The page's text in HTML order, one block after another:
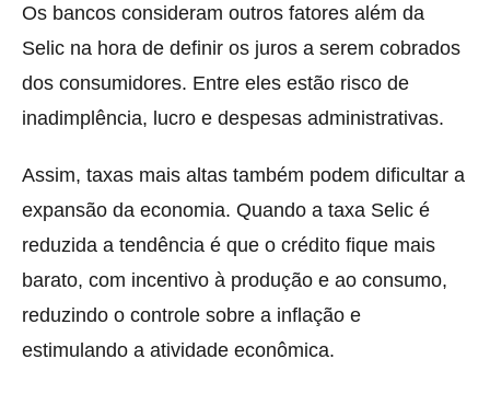
Os bancos consideram outros fatores além da
Selic na hora de definir os juros a serem cobrados
dos consumidores. Entre eles estão risco de
inadimplência, lucro e despesas administrativas.
Assim, taxas mais altas também podem dificultar a
expansão da economia. Quando a taxa Selic é
reduzida a tendência é que o crédito fique mais
barato, com incentivo à produção e ao consumo,
reduzindo o controle sobre a inflação e
estimulando a atividade econômica.